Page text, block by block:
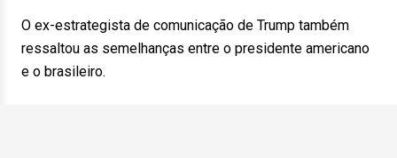
O ex-estrategista de comunicação de Trump também
ressaltou as semelhanças entre o presidente americano
e o brasileiro.